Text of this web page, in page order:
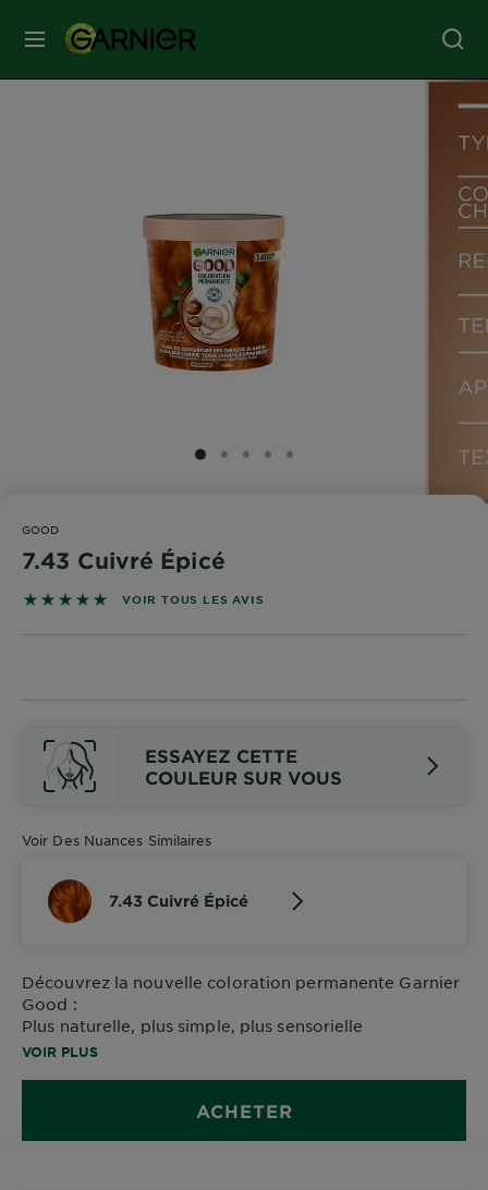
MENU
COLORATION
NOS
ENGAGEMENTS
l'ingrédient
Garnier x
Gisele
Notre
SLIDE 1
SLIDE 2
SLIDE 3
SLIDE 4
SLIDE 5
GOOD
7.43 Cuivré Épicé
5 sur 5 étoiles basé sur les avis
VOIR TOUS LES AVIS
ESSAYEZ CETTE
COULEUR SUR VOUS
Voir Des Nuances Similaires
7.43 Cuivré Épicé
Découvrez la nouvelle coloration permanente Garnier
Good :
Plus naturelle, plus simple, plus sensorielle
90% d’origine naturelle, sans ammoniaque, vegan.
VOIR PLUS
ACHETER